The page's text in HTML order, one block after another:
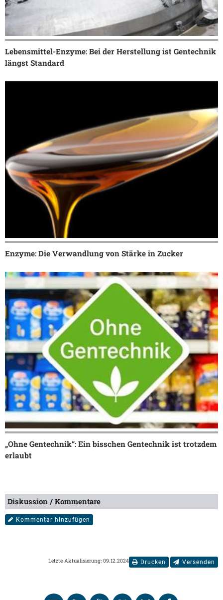
Lebensmittel-Enzyme: Bei der Herstellung ist Gentechnik
längst Standard
Enzyme: Die Verwandlung von Stärke in Zucker
„Ohne Gentechnik“: Ein bisschen Gentechnik ist trotzdem
erlaubt
Diskussion / Kommentare
Kommentar hinzufügen
Drucken Versenden
Letzte Aktualisierung: 09.12.2024